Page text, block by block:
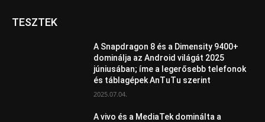
TESZTEK
A Snapdragon 8 és a Dimensity 9400+
dominálja az Android világát 2025
júniusában; íme a legerősebb telefonok
és táblagépek AnTuTu szerint
2025.07.04.
A vivo és a MediaTek dominálta a